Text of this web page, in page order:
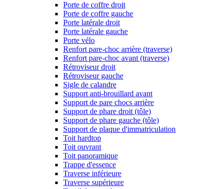
Porte de coffre droit
Porte de coffre gauche
Porte latérale droit
Porte latérale gauche
Porte vélo
Renfort pare-choc arrière (traverse)
Renfort pare-choc avant (traverse)
Rétroviseur droit
Rétroviseur gauche
Sigle de calandre
Support anti-brouillard avant
Support de pare chocs arrière
Support de phare droit (tôle)
Support de phare gauche (tôle)
Support de plaque d'immatriculation
Toit hardtop
Toit ouvrant
Toit panoramique
Trappe d'essence
Traverse inférieure
Traverse supérieure